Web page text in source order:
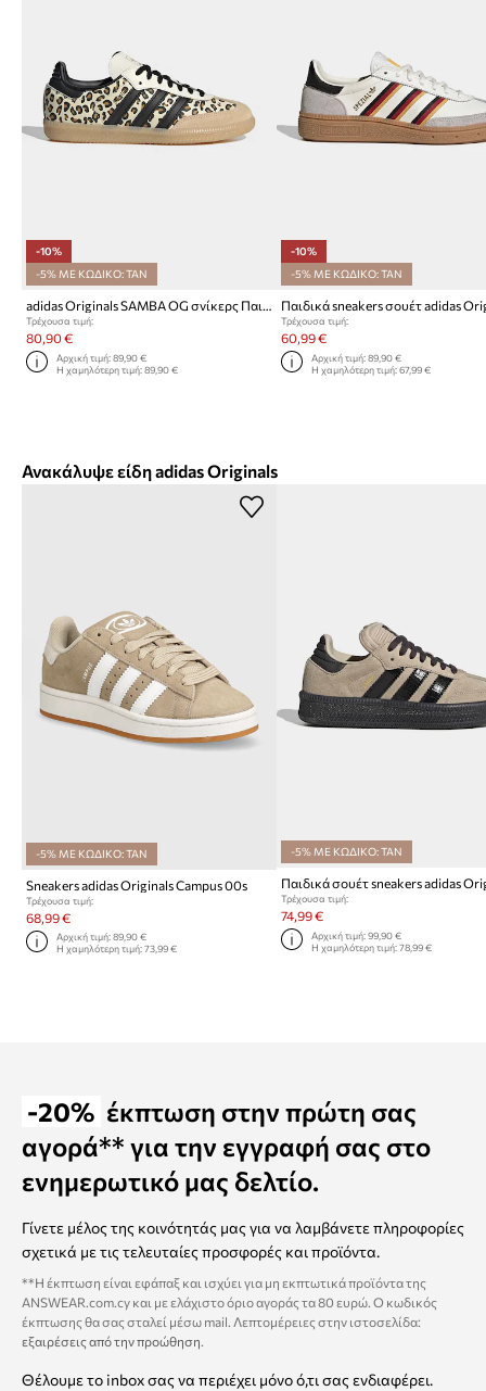
-10%
-5% ΜΕ ΚΩΔΙΚΟ: TAN
adidas Originals SAMBA OG σνίκερς Παιδικά
Τρέχουσα τιμή:
80,90 €
Αρχική τιμή:89,90 €
Η χαμηλότερη τιμή:89,90 €
-10%
-5% ΜΕ ΚΩΔΙΚΟ: TAN
Τρέχουσα τιμή:
60,99 €
Αρχική τιμή: 89,90 €
Η χαμηλότερη τιμή: 67,99 €
Ανακάλυψε είδη adidas Originals
-5% ΜΕ ΚΩΔΙΚΟ: TAN
Sneakers adidas Originals Campus 00s
Τρέχουσα τιμή:
68,99 €
Αρχική τιμή:89,90 €
Η χαμηλότερη τιμή:73,99 €
-5% ΜΕ ΚΩΔΙΚΟ: TAN
Τρέχουσα τιμή:
74,99 €
Αρχική τιμή: 99,90 €
Η χαμηλότερη τιμή: 78,99 €
-20% έκπτωση στην πρώτη σας
αγορά** για την εγγραφή σας στο
ενημερωτικό μας δελτίο.
Γίνετε μέλος της κοινότητάς μας για να λαμβάνετε πληροφορίες
σχετικά με τις τελευταίες προσφορές και προϊόντα.
**Η έκπτωση είναι εφάπαξ και ισχύει για μη εκπτωτικά προϊόντα της
ANSWEAR.com.cy και με ελάχιστο όριο αγοράς τα 80 ευρώ. Ο κωδικός
έκπτωσης θα σας σταλεί μέσω mail. Λεπτομέρειες στην ιστοσελίδα:
εξαιρέσεις από την προώθηση.
Θέλουμε το inbox σας να περιέχει μόνο ό,τι σας ενδιαφέρει.